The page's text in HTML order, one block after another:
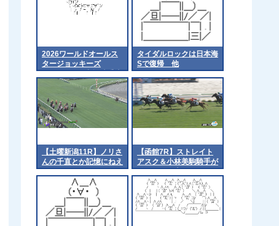
2026ワールドオールス
タージョッキーズ
（WASJ）の出場騎手決
タイダルロックは日本海
Sで復帰 他
【土曜新潟11R】ノリさ
んの千直とか記憶にねえ
な
【函館7R】ストレイト
アスク＆小林美駒騎手が
ｷﾀ━━━━(ﾟ
∀ﾟ)━━━━!!